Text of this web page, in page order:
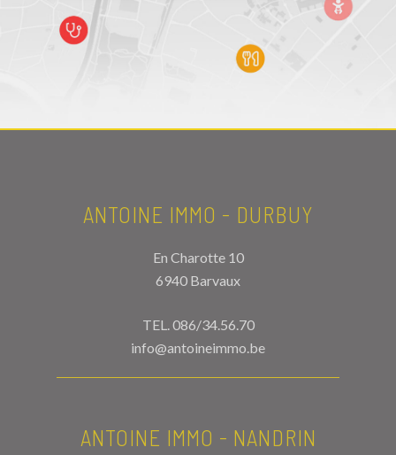
ANTOINE IMMO - DURBUY
En Charotte 10
6940 Barvaux
TEL.086/34.56.70
info@antoineimmo.be
ANTOINE IMMO - NANDRIN